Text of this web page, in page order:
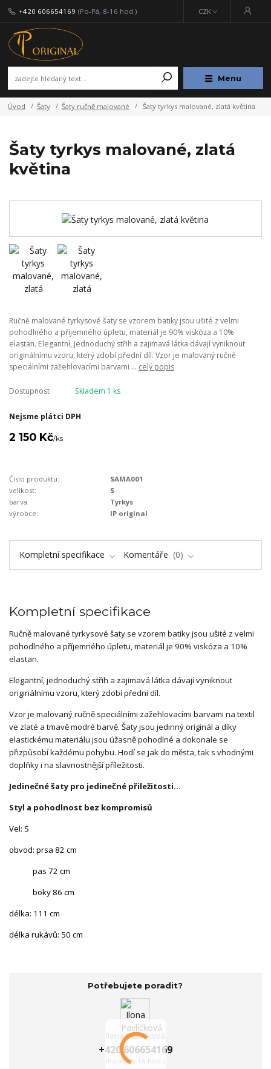
Menu
CZK
+420 606654169 (Po-Pá, 8-16 hod.)
Úvod Šaty Šaty ručně malované Šaty tyrkys malované, zlatá květina
Šaty tyrkys malované, zlatá
květina
Ručně malované tyrkysové šaty se vzorem batiky jsou ušité z velmi
pohodlného a příjemného úpletu, materiál je 90% viskóza a 10%
elastan. Elegantní, jednoduchý střih a zajimavá látka dávají vyniknout
originálnímu vzoru, který zdobí přední díl. Vzor je malovaný ručně
speciálními zažehlovacími barvami ... celý popis
Dostupnost Skladem 1 ks
Nejsme plátci DPH
2 150 Kč/ks
Číslo produktu:
SAMA001
velikost:
S
barva:
Tyrkys
výrobce:
IP original
Kompletní specifikace Komentáře 0
Kompletní specifikace
Ručně malované tyrkysové šaty se vzorem batiky jsou ušité z velmi
pohodlného a příjemného úpletu, materiál je 90% viskóza a 10%
elastan.
Elegantní, jednoduchý střih a zajimavá látka dávají vyniknout
originálnímu vzoru, který zdobí přední díl.
Vzor je malovaný ručně speciálními zažehlovacími barvami na textil
ve zlaté a tmavě modré barvě. Šaty jsou jedinný originál a díky
elastickému materiálu jsou úžasně pohodlné a dokonale se
přizpůsobí každému pohybu. Hodí se jak do města, tak s vhodnými
doplňky i na slavnostnější příležitosti.
Jedinečné šaty pro jedinečné přiležitosti...
Styl a pohodlnost bez kompromisů
Vel: S
obvod: prsa 82 cm
pas 72 cm
boky 86 cm
délka: 111 cm
délka rukávů: 50 cm
Potřebujete poradit?
Ilona Pavlíčková
+420 606654169
(Po-Pá, 8-16 hod.)